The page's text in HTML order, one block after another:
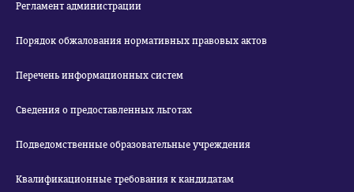
Регламент администрации
Порядок обжалования нормативных правовых актов
Перечень информационных систем
Сведения о предоставленных льготах
Подведомственные образовательные учреждения
Квалификационные требования к кандидатам